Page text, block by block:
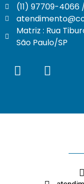
(11) 97709-4066
Matriz : Rua
São Paulo/SP